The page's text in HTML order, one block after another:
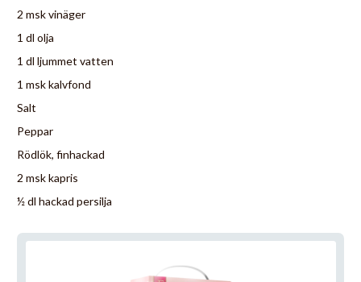
2 msk vinäger
1 dl olja
1 dl ljummet vatten
1 msk kalvfond
Salt
Peppar
Rödlök, finhackad
2 msk kapris
½ dl hackad persilja